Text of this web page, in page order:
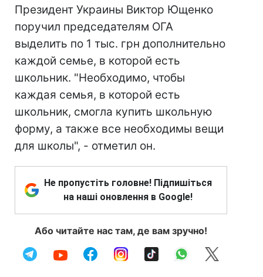
Президент Украины Виктор Ющенко
поручил председателям ОГА
выделить по 1 тыс. грн дополнительно
каждой семье, в которой есть
школьник. "Необходимо, чтобы
каждая семья, в которой есть
школьник, смогла купить школьную
форму, а также все необходимы вещи
для школы", - отметил он.
Не пропустіть головне! Підпишіться
на наші оновлення в Google!
Або читайте нас там, де вам зручно!